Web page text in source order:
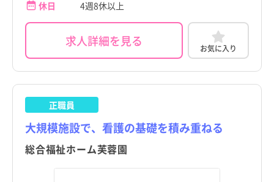
休日
4週8休以上
求人詳細を見る お気に入り
正職員
大規模施設で、看護の基礎を積み重ねる
総合福祉ホーム芙蓉園